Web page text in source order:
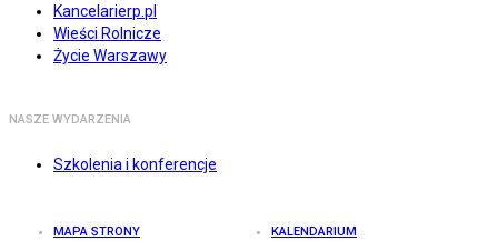
Kancelarierp.pl
Wieści Rolnicze
Życie Warszawy
NASZE WYDARZENIA
Szkolenia i konferencje
MAPA STRONY KALENDARIUM